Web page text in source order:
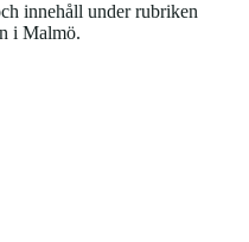
innehåll under rubriken
i Malmö.